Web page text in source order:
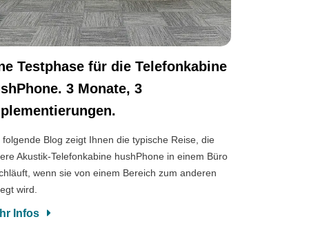
Testphase für die Telefonkabine
3 Monate, 3
folgende Blog zeigt Ihnen die typische Reise, die
Akustik-Telefonkabine hushPhone in einem Büro
wenn sie von einem Bereich zum anderen
wird.
Infos